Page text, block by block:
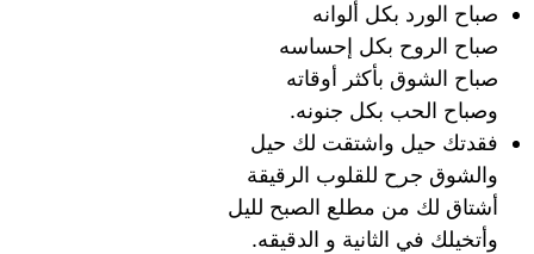
صباح الورد بكل ألوانه
صباح الروح بكل إحساسه
صباح الشوق بأكثر أوقاته
وصباح الحب بكل جنونه.
فقدتك حيل واشتقت لك حيل
والشوق جرح للقلوب الرقيقة
أشتاق لك من مطلع الصبح لليل
وأتخيلك في الثانية و الدقيقه.